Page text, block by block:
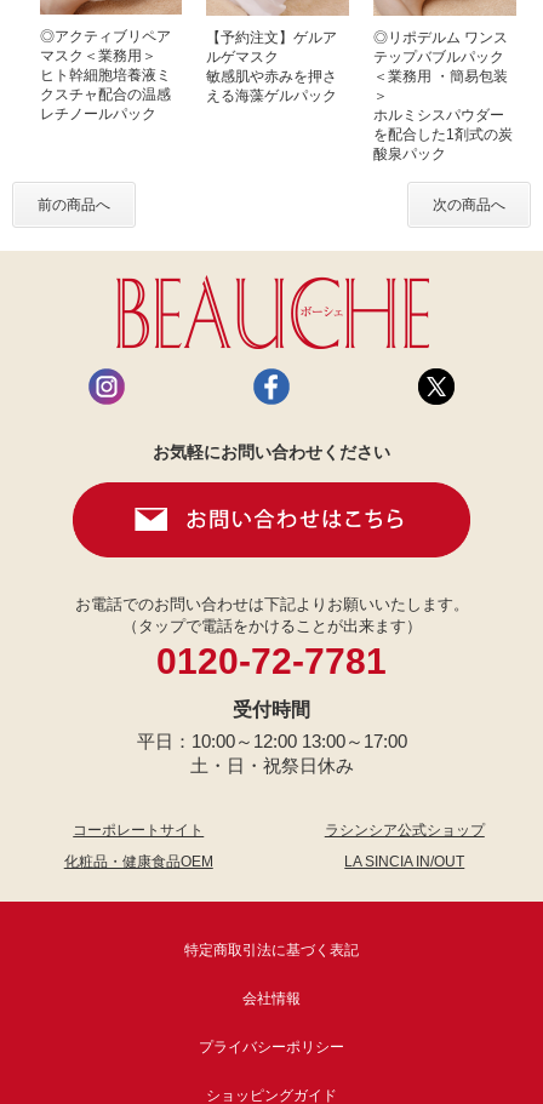
◎アクティブリペア
マスク＜業務用＞
ヒト幹細胞培養液ミ
クスチャ配合の温感
レチノールパック
【予約注文】ゲルア
ルゲマスク
敏感肌や赤みを押さ
える海藻ゲルパック
◎リポデルム ワンス
テップバブルパック
＜業務用 ・簡易包装
＞
ホルミシスパウダー
を配合した1剤式の炭
酸泉パック
前の商品へ 次の商品へ
お気軽にお問い合わせください
お電話でのお問い合わせは下記よりお願いいたします。
（タップで電話をかけることが出来ます）
0120-72-7781
受付時間
平日：10:00～12:00 13:00～17:00
土・日・祝祭日休み
コーポレートサイト
ラシンシア公式ショップ
化粧品・健康食品OEM
LA SINCIA IN/OUT
特定商取引法に基づく表記
会社情報
プライバシーポリシー
ショッピングガイド